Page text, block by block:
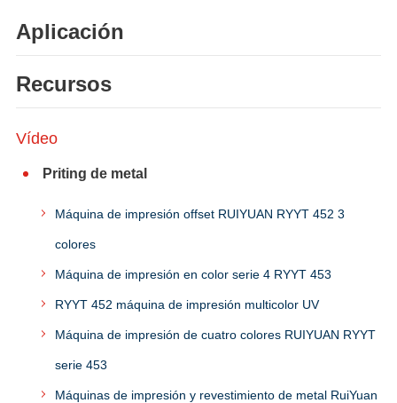
Aplicación
Recursos
Vídeo
Priting de metal
Máquina de impresión offset RUIYUAN RYYT 452 3
colores
Máquina de impresión en color serie 4 RYYT 453
RYYT 452 máquina de impresión multicolor UV
Máquina de impresión de cuatro colores RUIYUAN RYYT
serie 453
Máquinas de impresión y revestimiento de metal RuiYuan